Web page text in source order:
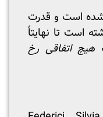
شده است و قدرت
است تا نهایتاً
هیچ اتفاقی رخ